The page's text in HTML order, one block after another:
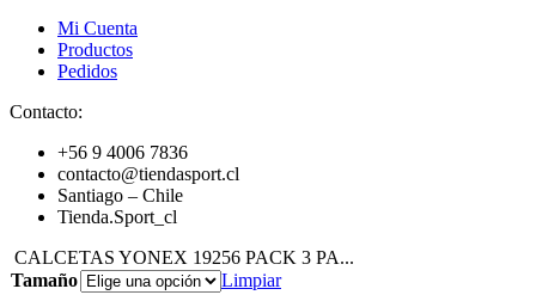
Mi Cuenta
Productos
Pedidos
Contacto:
+56 9 4006 7836
contacto@tiendasport.cl
Santiago – Chile
Tienda.Sport_cl
CALCETAS YONEX 19256 PACK 3 PA...
Tamaño
Limpiar